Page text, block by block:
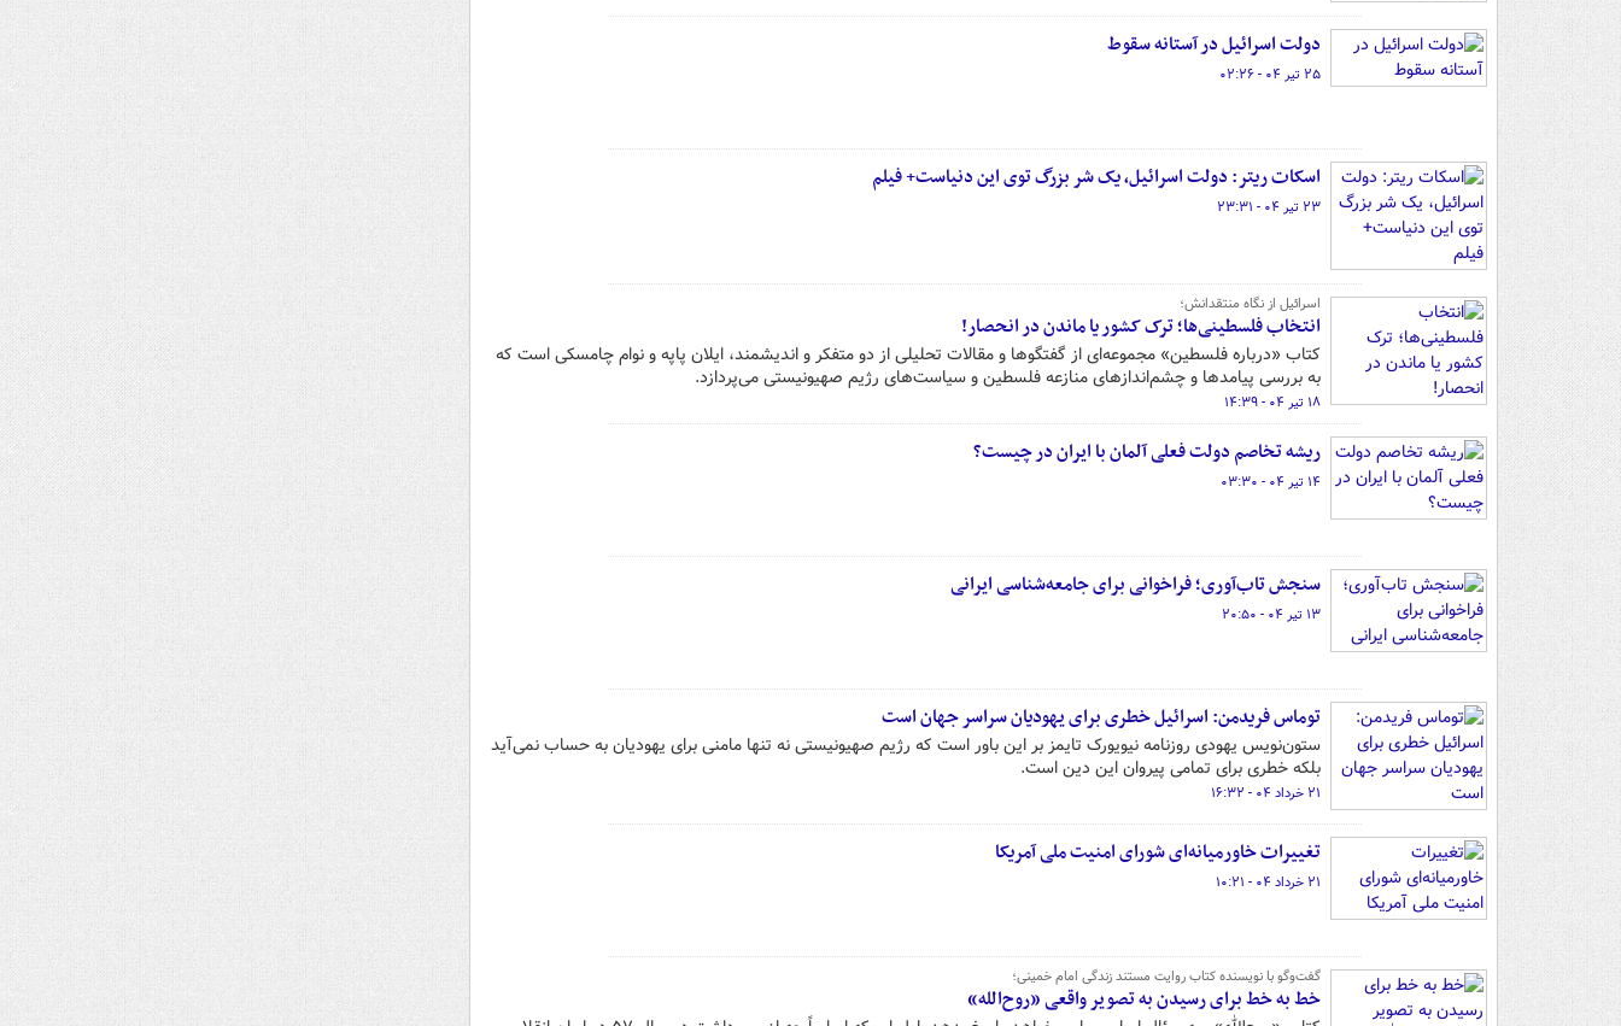
دولت اسرائیل در آستانه سقوط
۲۵ تیر ۰۴ - ۰۲:۲۶
اسکات ریتر: دولت اسرائیل، یک شر بزرگ توی این دنیاست+ فیلم
۲۳ تیر ۰۴ - ۲۳:۳۱
اسرائیل از نگاه منتقدانش؛
انتخاب فلسطینی‌ها؛ ترک کشور یا ماندن در انحصار!
کتاب «درباره فلسطین» مجموعه‌ای از گفتگوها و مقالات تحلیلی از دو متفکر و اندیشمند، ایلان پاپه و نوام چامسکی است که
به بررسی پیامدها و چشم‌اندازهای منازعه فلسطین و سیاست‌های رژیم صهیونیستی می‌پردازد.
۱۸ تیر ۰۴ - ۱۴:۳۹
ریشه تخاصم دولت فعلی آلمان با ایران در چیست؟
۱۴ تیر ۰۴ - ۰۳:۳۰
سنجش تاب‌آوری؛ فراخوانی برای جامعه‌شناسی ایرانی
۱۳ تیر ۰۴ - ۲۰:۵۰
توماس فریدمن: اسرائیل خطری برای یهودیان سراسر جهان است
ستون‌نویس یهودی روزنامه نیویورک تایمز بر این باور است که رژیم صهیونیستی نه تنها مامنی برای یهودیان به حساب نمی‌آید
بلکه خطری برای تمامی پیروان این دین است.
۲۱ خرداد ۰۴ - ۱۶:۳۲
تغییرات خاورمیانه‌ای شورای امنیت ملی آمریکا
۲۱ خرداد ۰۴ - ۱۰:۲۱
گفت‌وگو با نویسنده کتاب روایت مستند زندگی امام خمینی؛
خط به خط برای رسیدن به تصویر واقعی «روح‌الله»